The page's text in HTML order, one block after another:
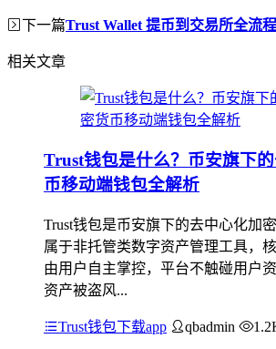
下一篇Trust Wallet 提币到交易所全流
相关文章
Trust钱包是什么？币安旗下
币移动端钱包全解析
Trust钱包是币安旗下的去中心化加
属于非托管类数字资产管理工具，
由用户自主掌控，平台不触碰用户
资产被盗风...
Trust钱包下载app qbadmin